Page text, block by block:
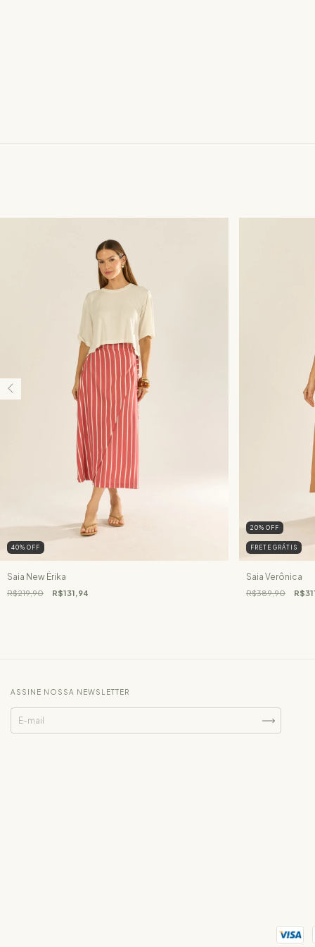
40% OFF
Saia New Érika
R$219,90 R$131,94
20% OFF
FRETE GRÁTIS
Saia Verônica
R$389,90
ASSINE NOSSA NEWSLETTER